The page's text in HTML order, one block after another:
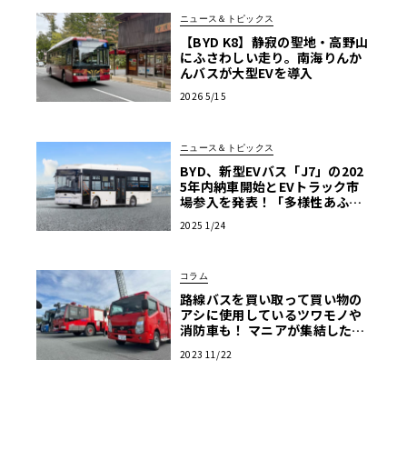
ニュース＆トピックス
【BYD K8】静寂の聖地・高野山
にふさわしい走り。南海りんか
んバスが大型EVを導入
2026 5/15
ニュース＆トピックス
BYD、新型EVバス「J7」の202
5年内納車開始とEVトラック市
場参入を発表！「多様性あふれ
2025 1/24
コラム
路線バスを買い取って買い物の
アシに使用しているツワモノや
消防車も！ マニアが集結した商
2023 11/22